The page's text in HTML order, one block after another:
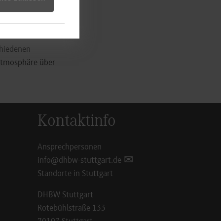
an der
der Zahl 2.000
über
Kontaktinfo
Ansprechpersonen
info@dhbw-stuttgart.de
Standorte in Stuttgart
DHBW Stuttgart
Rotebühlstraße 133